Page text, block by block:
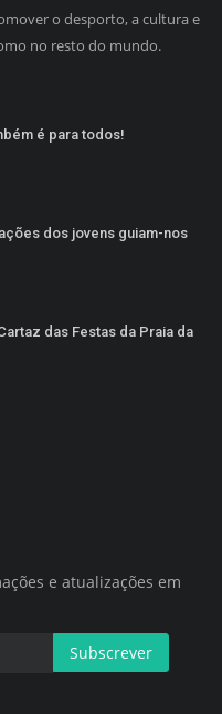
o desporto, a cultura e
no resto do mundo.
é para todos!
dos jovens guiam-nos
das Festas da Praia da
e atualizações em
Subscrever